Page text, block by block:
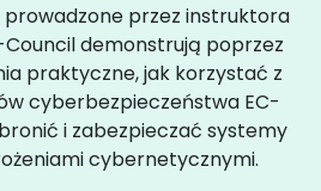
prowadzone przez instruktora
Council demonstrują poprzez
praktyczne, jak korzystać z
cyberbezpieczeństwa EC-
i zabezpieczać systemy
cybernetycznymi.